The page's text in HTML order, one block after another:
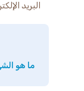
البريد
ما هو